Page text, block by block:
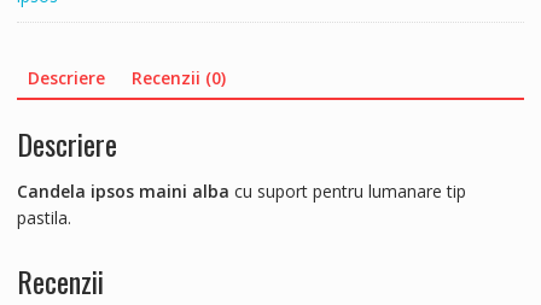
Descriere Recenzii (0)
Descriere
Candela ipsos maini alba cu suport pentru lumanare tip
pastila.
Recenzii